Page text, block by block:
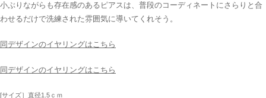
小ぶりながらも存在感のあるピアスは、普段のコーディネートにさらりと合
わせるだけで洗練された雰囲気に導いてくれそう。
同デザインのイヤリングはこちら
同デザインのイヤリングはこちら
[サイズ］直径1.5ｃｍ